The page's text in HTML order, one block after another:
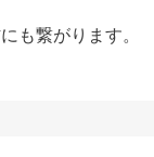
も繋がります。